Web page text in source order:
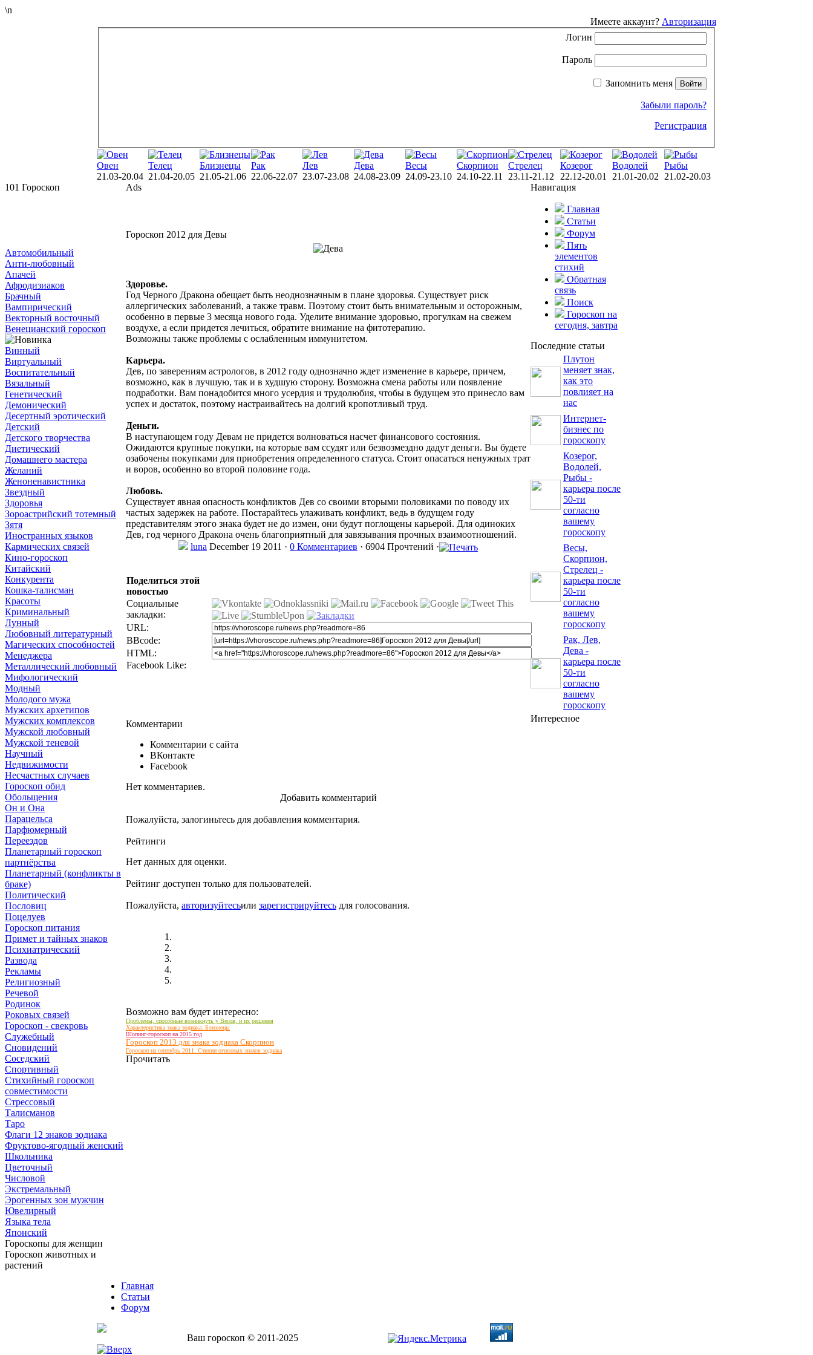
\n
Имеете аккаунт? Авторизация
Логин
Пароль
Запомнить меня
Забыли пароль?
Регистрация
Овен
21.03-20.04
Телец
21.04-20.05
Близнецы
21.05-21.06
Рак
22.06-22.07
Лев
23.07-23.08
Дева
24.08-23.09
Весы
24.09-23.10
Скорпион
24.10-22.11
Стрелец
23.11-21.12
Козерог
22.12-20.01
Водолей
21.01-20.02
Рыбы
21.02-20.03
101 Гороскоп
Автомобильный
Анти-любовный
Апачей
Афродизиаков
Брачный
Вампирический
Векторный восточный
Венецианский гороскоп
Винный
Виртуальный
Воспитательный
Вязальный
Генетический
Демонический
Десертный эротический
Детский
Детского творчества
Диетический
Домашнего мастера
Желаний
Женоненавистника
Звездный
Здоровья
Зороастрийский тотемный
Зятя
Иностранных языков
Кармических связей
Кино-гороскоп
Китайский
Конкурента
Кошка-талисман
Красоты
Криминальный
Лунный
Любовный литературный
Магических способностей
Менеджера
Металлический любовный
Мифологический
Модный
Молодого мужа
Мужских архетипов
Мужских комплексов
Мужской любовный
Мужской теневой
Научный
Недвижимости
Несчастных случаев
Гороскоп обид
Обольщения
Он и Она
Парацельса
Парфюмерный
Переездов
Планетарный гороскоп
партнёрства
Планетарный (конфликты в
браке)
Политический
Пословиц
Поцелуев
Гороскоп питания
Примет и тайных знаков
Психиатрический
Развода
Рекламы
Религиозный
Речевой
Родинок
Роковых связей
Гороскоп - свекровь
Служебный
Сновидений
Соседский
Спортивный
Стихийный гороскоп
совместимости
Стрессовый
Талисманов
Таро
Флаги 12 знаков зодиака
Фруктово-ягодный женский
Школьника
Цветочный
Числовой
Экстремальный
Эрогенных зон мужчин
Ювелирный
Языка тела
Японский
Гороскопы для женщин
Гороскоп животных и
растений
Ads
Гороскоп 2012 для Девы
Здоровье.
Год Черного Дракона обещает быть неоднозначным в плане здоровья. Существует риск
аллергических заболеваний, а также травм. Поэтому стоит быть внимательным и осторожным,
особенно в первые 3 месяца нового года. Уделите внимание здоровью, прогулкам на свежем
воздухе, а если придется лечиться, обратите внимание на фитотерапию.
Возможны также проблемы с ослабленным иммунитетом.
Карьера.
Дев, по заверениям астрологов, в 2012 году однозначно ждет изменение в карьере, причем,
возможно, как в лучшую, так и в худшую сторону. Возможна смена работы или появление
подработки. Вам понадобится много усердия и трудолюбия, чтобы в будущем это принесло вам
успех и достаток, поэтому настраивайтесь на долгий кропотливый труд.
Деньги.
В наступающем году Девам не придется волноваться насчет финансового состояния.
Ожидаются крупные покупки, на которые вам ссудят или безвозмездно дадут деньги. Вы будете
озабочены покупками для приобретения определенного статуса. Стоит опасаться ненужных трат
и воров, особенно во второй половине года.
Любовь.
Существует явная опасность конфликтов Дев со своими вторыми половиками по поводу их
частых задержек на работе. Постарайтесь улаживать конфликт, ведь в будущем году
представителям этого знака будет не до измен, они будут поглощены карьерой. Для одиноких
Дев, год черного Дракона очень благоприятный для завязывания прочных взаимоотношений.
luna December 19 2011 · 0 Комментариев · 6904 Прочтений ·
Поделиться этой
новостью
Социальные
закладки:
URL:
BBcode:
HTML:
Facebook Like:
Комментарии
Комментарии с сайта
ВКонтакте
Facebook
Нет комментариев.
Добавить комментарий
Пожалуйста, залогиньтесь для добавления комментария.
Рейтинги
Нет данных для оценки.
Рейтинг доступен только для пользователей.
Пожалуйста, авторизуйтесьили зарегистрируйтесь для голосования.
Возможно вам будет интересно:
Проблемы, способные возникнуть у Весов, и их решения
Характеристика знака зодиака: Близнецы
Шопинг-гороскоп на 2015 год
Гороскоп 2013 для знака зодиака Скорпион
Гороскоп на сентябрь 2011. Стихии огненных знаков зодиака
Прочитать
Навигация
Главная
Статьи
Форум
Пять
элементов
стихий
Обратная
связь
Поиск
Гороскоп на
сегодня, завтра
Последние статьи
Плутон
меняет знак,
как это
повлияет на
нас
Интернет-
бизнес по
гороскопу
Козерог,
Водолей,
Рыбы -
карьера после
50-ти
согласно
вашему
гороскопу
Весы,
Скорпион,
Стрелец -
карьера после
50-ти
согласно
вашему
гороскопу
Рак, Лев,
Дева -
карьера после
50-ти
согласно
вашему
гороскопу
Интересное
Главная
Статьи
Форум
Ваш гороскоп © 2011-2025